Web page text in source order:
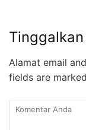
Alamat email
fields are marked